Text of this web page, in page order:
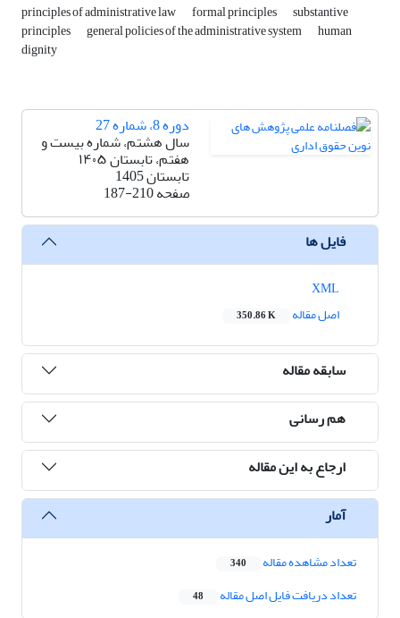
principles of administrative law formal principles substantive
principles general policies of the administrative system human
dignity
دوره 8، شماره 27
سال هشتم، شماره بیست و
هفتم، تابستان ۱۴۰۵
تابستان 1405
صفحه187-210
فایل ها
اصل مقاله
350.86 K
سابقه مقاله
هم رسانی
ارجاع به این مقاله
آمار
تعداد مشاهده مقاله 340
تعداد دریافت فایل اصل مقاله 48